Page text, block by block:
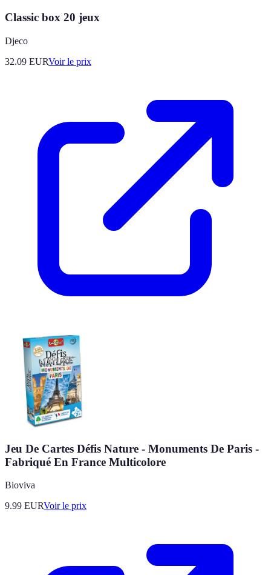
Classic box 20 jeux
Djeco
32.09 EURVoir le prix
Jeu De Cartes Défis Nature - Monuments De Paris -
Fabriqué En France Multicolore
Bioviva
9.99 EURVoir le prix